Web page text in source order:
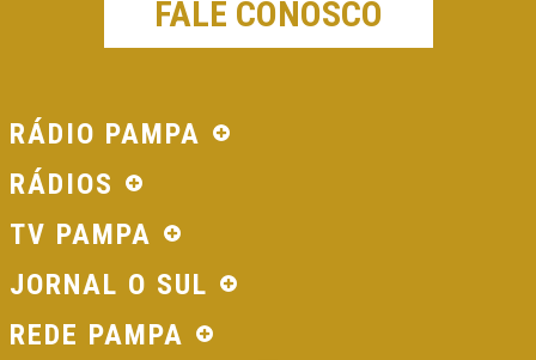
FALE CONOSCO
RÁDIO PAMPA
RÁDIOS
TV PAMPA
JORNAL O SUL
REDE PAMPA